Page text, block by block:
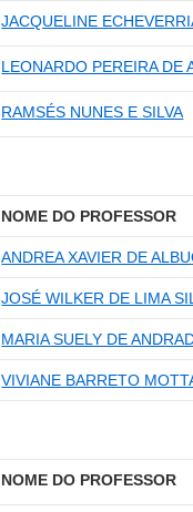
JACQUELINE
LEONARDO PEREIRA DE
RAMSÉS NUNES E SILVA
NOME DO PROFESSOR
ANDREA XAVIER DE
JOSÉ WILKER DE LIMA
MARIA SUELY DE
VIVIANE BARRETO
NOME DO PROFESSOR